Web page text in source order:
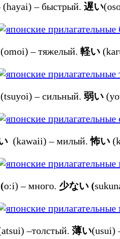
(hayai) – быстрый. 遅い
(omoi) – тяжелый. 軽い
(tsuyoi) – сильный. 弱い
(kawaii) – милый.怖い
(o:i) – много. 少ない (
–толстый. 薄い(usui)